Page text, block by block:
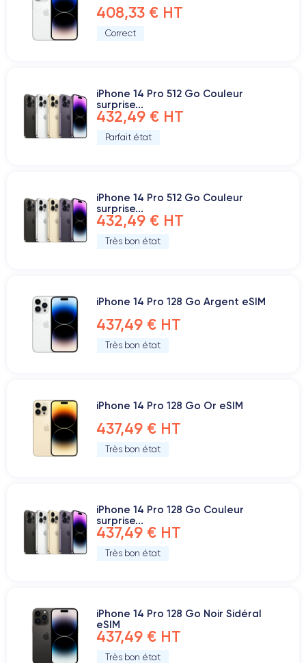
408,33 € HT
Correct
iPhone 14 Pro 512 Go Couleur
surprise...
432,49 € HT
Parfait état
iPhone 14 Pro 512 Go Couleur
surprise...
432,49 € HT
Très bon état
iPhone 14 Pro 128 Go Argent eSIM
437,49 € HT
Très bon état
iPhone 14 Pro 128 Go Or eSIM
437,49 € HT
Très bon état
iPhone 14 Pro 128 Go Couleur
surprise...
437,49 € HT
Très bon état
iPhone 14 Pro 128 Go Noir Sidéral
eSIM
437,49 € HT
Très bon état